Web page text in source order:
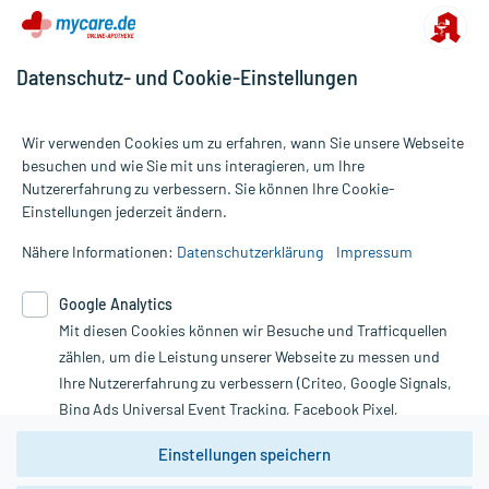
Alle Preise gelten inkl. MwSt., ggf. zzgl. Versandkosten
Informationen auf dieser Website werden ausschließlich für
die Untersuchung und Behandlung durch einen Arzt. Bitte
Therapien eingeleitet werden können. | Diese Webseite benutzt
Google Analytics. Lesen Sie bitte dazu die wichtigen Hinweise in
unserer Datenschutzerklärung. Für den Widerruf einer Bestellung
nutzen Sie das Formular:
Vertrag widerrufen
Datenschutz- und Cookie-Einstellungen
Wir verwenden Cookies um zu erfahren, wann Sie unsere Webseite
besuchen und wie Sie mit uns interagieren, um Ihre
Nutzererfahrung zu verbessern. Sie können Ihre Cookie-
Einstellungen jederzeit ändern.
Nähere Informationen: Datenschutzerklärung Impressum
Google Analytics
Mit diesen Cookies können wir Besuche und Trafficquellen
zählen, um die Leistung unserer Webseite zu messen und
Ihre Nutzererfahrung zu verbessern (Criteo, Google Signals,
Bing Ads Universal Event Tracking, Facebook Pixel,
Youtube-Social Plugin).
Wir weisen darauf hin, dass die
Einstellungen speichern